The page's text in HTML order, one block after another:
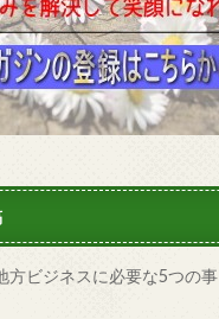
方ビジネスに必要な5つの事